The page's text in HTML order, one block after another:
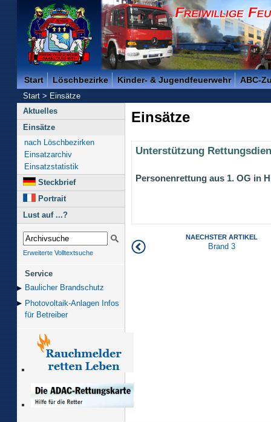
Freiwillige Feuerwehr der Kreisstadt Saarlouis -
Start Löschbezirke Kinder- & Jugendfeuerwehr ABC-
Start>Einsätze
Aktuelles
Einsätze
nach Löschbezirken
Einsatzarchiv
Einsatzstatistik
Steckbrief
Portrait
Lust auf ...?
Erweiterte Volltextsuche
Service
Baulicher Brand­schutz
Photovoltaik-Anlagen Infos
für Betreiber
Einsätze
Unterstützung
Personenrettung aus 1. OG in
NAECHSTER ARTIKEL
Brand 3